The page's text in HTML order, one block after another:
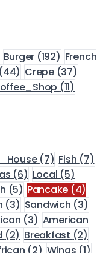
Burger (192) French
(44) Crepe (37)
(11)
(7) Fish (7)
(6) Local (5)
(5) Pancake (4)
(3) Sandwich (3)
(3) American
(2) Breakfast (2)